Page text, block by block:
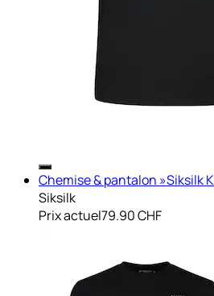
Chemise & pantalon »Siksilk
Siksilk
Prix actuel79.90 CHF